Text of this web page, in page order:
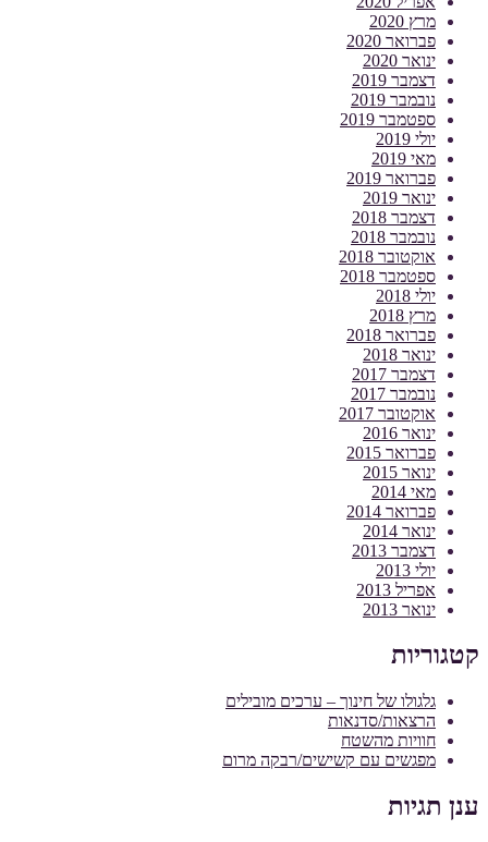
מרץ 2020
פברואר 2020
ינואר 2020
דצמבר 2019
נובמבר 2019
ספטמבר 2019
יולי 2019
מאי 2019
פברואר 2019
ינואר 2019
דצמבר 2018
נובמבר 2018
אוקטובר 2018
ספטמבר 2018
יולי 2018
מרץ 2018
פברואר 2018
ינואר 2018
דצמבר 2017
נובמבר 2017
אוקטובר 2017
ינואר 2016
פברואר 2015
ינואר 2015
מאי 2014
פברואר 2014
ינואר 2014
דצמבר 2013
יולי 2013
אפריל 2013
ינואר 2013
קטגוריות
גלגולו של חינוך – ערכים מובילים
הרצאות/סדנאות
חוויות מהשטח
מפגשים עם קשישים/רבקה מרום
ענן תגיות